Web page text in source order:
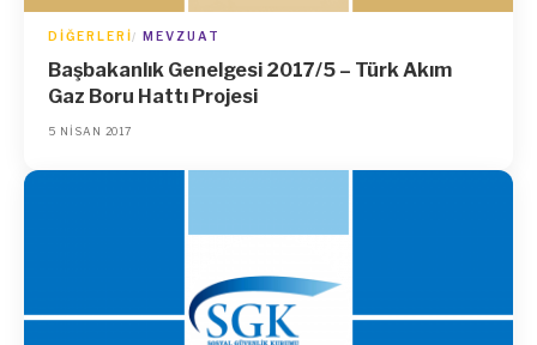
DIĞERLERI MEVZUAT
Başbakanlık Genelgesi 2017/5 – Türk Akım
Gaz Boru Hattı Projesi
5 NISAN 2017